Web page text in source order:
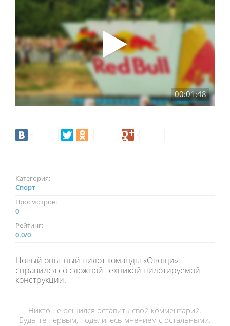
00:01:48
Категория:
Спорт
Просмотров:
0
Рейтинг:
0.0/0
Новый опытный пилот команды «Овощи»
справился со сложной техникой пилотируемой
конструкции.
Никто не решился оставить свой комментарий.
Будь-те первым, поделитесь мнением с остальными.